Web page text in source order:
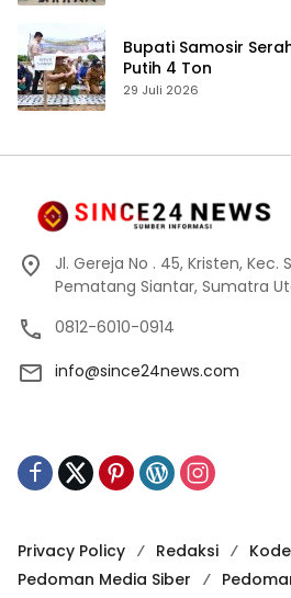
Bupati Samosir
Putih 4 Ton
29 Juli 2026
Jl. Gereja No . 45, Kristen, Kec.
Pematang Siantar, Sumatra
0812-6010-0914
info@since24news.com
Privacy Policy Redaksi
Pedoman Media Siber